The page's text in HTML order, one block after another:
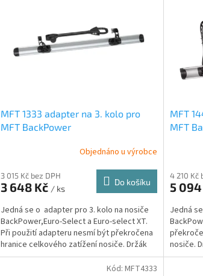
MFT 1333 adapter na 3. kolo pro
MFT BackPower
Objednáno u výrobce
3 015 Kč bez DPH
3 648 Kč / ks
Do košíku
Jedná se o adapter pro 3. kolo na nosiče
BackPower,Euro-Select a Euro-select XT.
Při použití adapteru nesmí být překročena
hranice celkového zatížení nosiče. Držák
rámu...
MFT
MFT
4 210 Kč
5
Jedná
nosiče.
je...
Kód: MFT4333